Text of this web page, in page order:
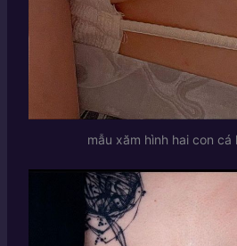
mẫu xăm hình hai con